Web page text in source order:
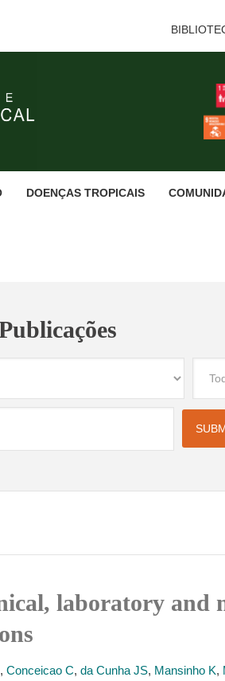
DOENÇAS TROPICAIS
laboratory and
, Conceicao C, da Cunha JS, Mansinho K,